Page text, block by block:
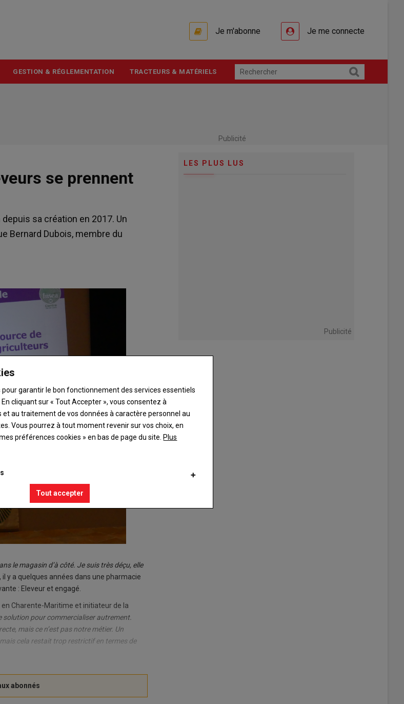
Je m'abonne Je me connecte
GESTION & RÉGLEMENTATION TRACTEURS & MATÉRIELS
Publicité
se prennent
sa création en 2017. Un
Bernard Dubois, membre du
le magasin d’à côté. Je suis très déçu, elle
il y a quelques années dans une pharmacie
: Eleveur et engagé.
Charente-Maritime et initiateur de la
pour commercialiser autrement.
mais ce n’est pas notre métier. Un
cela restait trop restrictif en termes de
LES PLUS LUS
Publicité
pour garantir le bon fonctionnement des services essentiels
cliquant sur « Tout Accepter », vous consentez à
et au traitement de vos données à caractère personnel au
Vous pourrez à tout moment revenir sur vos choix, en
préférences cookies » en bas de page du site. Plus
Tout accepter